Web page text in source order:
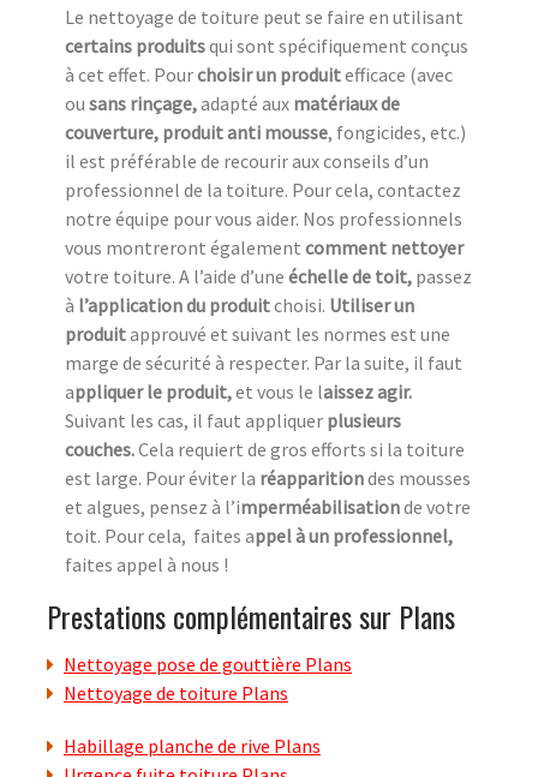
Le nettoyage de toiture peut se faire en utilisant
certains produitsqui sont spécifiquement conçus
à cet effet. Pourchoisir un produitefficace (avec
ou sans rinçage,adapté aux matériaux de
couverture, produit anti mousse, fongicides, etc.)
il est préférable de recourir aux conseils d’un
professionnel de la toiture. Pour cela, contactez
notre équipe pour vous aider. Nos professionnels
vous montreront également comment nettoyer
votre toiture. A l’aide d’une échelle de toit, passez
à l’application du produitchoisi. Utiliser un
produitapprouvé et suivant les normes est une
marge de sécurité à respecter. Par la suite, il faut
appliquer le produit,et vous le laissez agir.
Suivant les cas, il faut appliquer plusieurs
couches.Cela requiert de gros efforts si la toiture
est large. Pour éviter la réapparitiondes mousses
et algues, pensez à l’imperméabilisationde votre
toit. Pour cela, faites appel à un professionnel,
faites appel à nous !
Prestations complémentaires sur Plans
Nettoyage pose de gouttière Plans
Nettoyage de toiture Plans
Habillage planche de rive Plans